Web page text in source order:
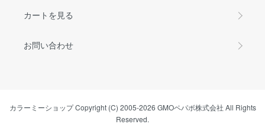
カートを見る
お問い合わせ
カラーミーショップCopyright (C) 2005-2026 GMOペパボ株式会社 All Rights
Reserved.